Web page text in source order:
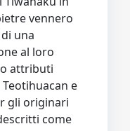
vennero
una
al loro
attributi
e
gli originari
come